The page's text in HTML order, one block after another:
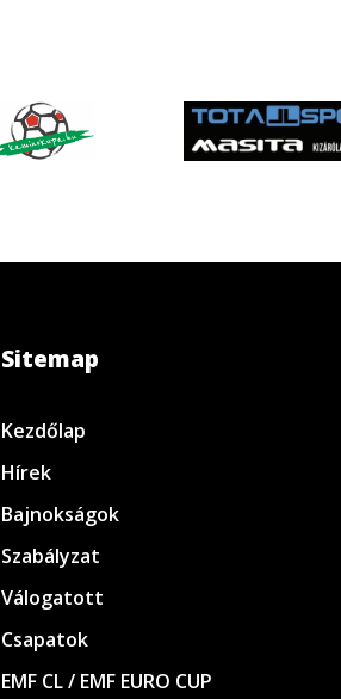
Sitemap
Kezdőlap
Hírek
Bajnokságok
Szabályzat
Válogatott
Csapatok
EMF CL / EMF EURO CUP